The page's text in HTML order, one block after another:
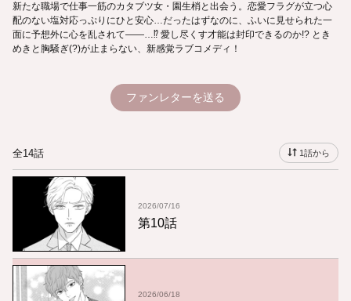
新たな職場で仕事一筋のカタブツ女・園生梢と出会う。恋愛フラグが立つ心
配のない塩対応っぷりにひと安心…だったはずなのに、ふいに見せられた一
面に予想外に心を乱されて――…⁉ 愛し尽くす才能は封印できるのか!? とき
めきと胸騒ぎ(?)が止まらない、新感覚ラブコメディ！
ファンレターを送る
全14話 1話から
2026/07/16
第10話
2026/06/18